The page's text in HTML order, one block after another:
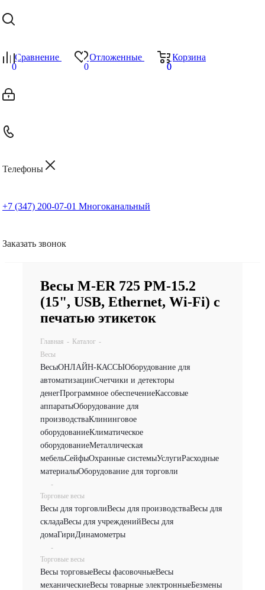
Сравнение
0
Отложенные
0
Корзина
0
0
Телефоны
+7 (347) 200-07-01 Многоканальный
Заказать звонок
Весы M-ER 725 PM-15.2
(15", USB, Ethernet, Wi-Fi) с
печатью этикеток
Главная - Каталог -
Весы
ВесыОНЛАЙН-КАССЫОборудование для
автоматизацииСчетчики и детекторы
денегПрограммное обеспечениеКассовые
аппаратыОборудование для
производстваКлининговое
оборудованиеКлиматическое
оборудованиеМеталлическая
мебельСейфыОхранные системыУслугиРасходные
материалыОборудование для торговли
-
Торговые весы
Весы для торговлиВесы для производстваВесы для
складаВесы для учрежденийВесы для
домаГириДинамометры
-
Торговые весы
Весы торговыеВесы фасовочныеВесы
механическиеВесы товарные электронныеБезмены